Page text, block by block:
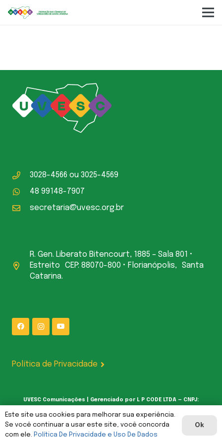
3028-4566 ou 3025-4569
48 99148-7907
secretaria@uvesc.org.br
R. Gen. Liberato Bitencourt, 1885 – Sala 801 •
Estreito CEP: 88070-800 • Florianópolis, Santa
Catarina.
Política de Privacidade
UVESC Comunicações | Gerenciado por L P CODE LTDA — CNPJ:
62.387.377/0001-00
Este site usa cookies para melhorar sua experiência.
Se você continuar a usar este site, você concorda
com ele. Política De Privacidade e Uso De Dados
Ok